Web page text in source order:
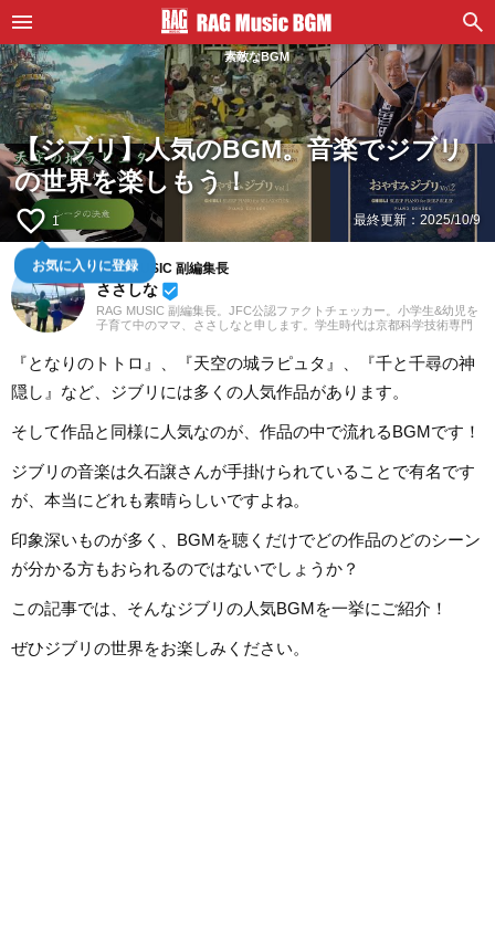
素敵なBGM
【ジブリ】人気のBGM。音楽でジブリ
の世界を楽しもう！
favorite_border 1
お気に入りに登録
最終更新： 2025/10/9
RAG MUSIC 副編集長
ささしな beenhere
RAG MUSIC 副編集長。JFC公認ファクトチェッカー。小学生&幼児を
子育て中のママ、ささしなと申します。学生時代は京都科学技術専門
クリエイティブな表現力の基礎まで身につけました。卒業後は現職で
ある音楽制作会社に入社し、現在に至るまで一貫して制作畑にて経験
を積み、音楽を軸に多様な業務に取り組んでいます。現在は自分なり
に子育てについて学んだこと、日々子供と向き合う中で感じたことや
す。少しでもみなさんのお役に立てれば幸いです！
『となりのトトロ』、『天空の城ラピュタ』、『千と千尋の神
隠し』など、ジブリには多くの人気作品があります。
そして作品と同様に人気なのが、作品の中で流れるBGMです！
ジブリの音楽は久石譲さんが手掛けられていることで有名です
が、本当にどれも素晴らしいですよね。
印象深いものが多く、BGMを聴くだけでどの作品のどのシーン
が分かる方もおられるのではないでしょうか？
この記事では、そんなジブリの人気BGMを一挙にご紹介！
ぜひジブリの世界をお楽しみください。